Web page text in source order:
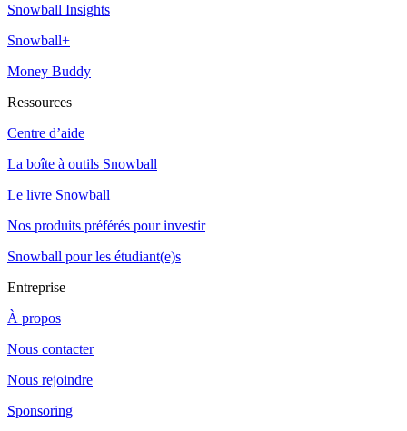
Snowball Insights
Snowball+
Money Buddy
Ressources
Centre d’aide
La boîte à outils Snowball
Le livre Snowball
Nos produits préférés pour investir
Snowball pour les étudiant(e)s
Entreprise
À propos
Nous contacter
Nous rejoindre
Sponsoring